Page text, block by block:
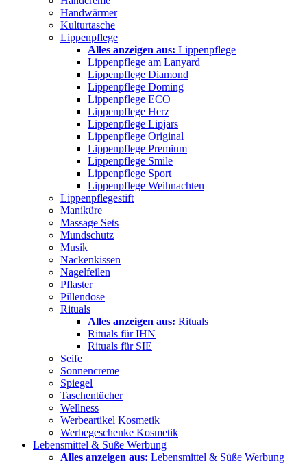
Handwärmer
Kulturtasche
Lippenpflege
Alles anzeigen aus: Lippenpflege
Lippenpflege am Lanyard
Lippenpflege Diamond
Lippenpflege Doming
Lippenpflege ECO
Lippenpflege Herz
Lippenpflege Lipjars
Lippenpflege Original
Lippenpflege Premium
Lippenpflege Smile
Lippenpflege Sport
Lippenpflege Weihnachten
Lippenpflegestift
Maniküre
Massage Sets
Mundschutz
Musik
Nackenkissen
Nagelfeilen
Pflaster
Pillendose
Rituals
Alles anzeigen aus: Rituals
Rituals für IHN
Rituals für SIE
Seife
Sonnencreme
Spiegel
Taschentücher
Wellness
Werbeartikel Kosmetik
Werbegeschenke Kosmetik
Lebensmittel & Süße Werbung
Alles anzeigen aus: Lebensmittel & Süße Werbung